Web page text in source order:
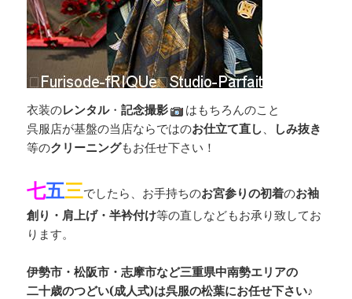
衣装のレンタル・記念撮影
はもちろんのこと
呉服店が基盤の当店ならではのお仕立て直し
しみ抜き
等のクリーニングもお任せ下さい！
七五三でしたら、お手持ちのお宮参りの初着のお袖
創り・肩上げ・半衿付け等の直しなどもお承り致してお
ります。
伊勢市・松阪市・志摩市など三重県中南勢エリアの
二十歳のつどい(成人式)は呉服の松葉にお任せ下さい♪